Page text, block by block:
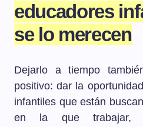
educadores
se lo merecen
Dejarlo a tiempo
positivo: dar la
infantiles que están
en la que trabajar,